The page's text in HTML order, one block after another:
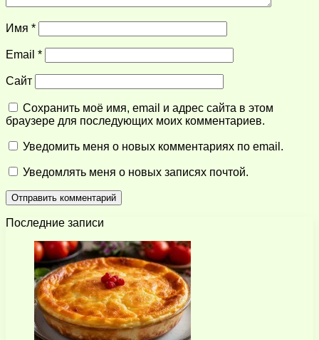
Имя *
Email *
Сайт
Сохранить моё имя, email и адрес сайта в этом
браузере для последующих моих комментариев.
Уведомить меня о новых комментариях по email.
Уведомлять меня о новых записях почтой.
Последние записи